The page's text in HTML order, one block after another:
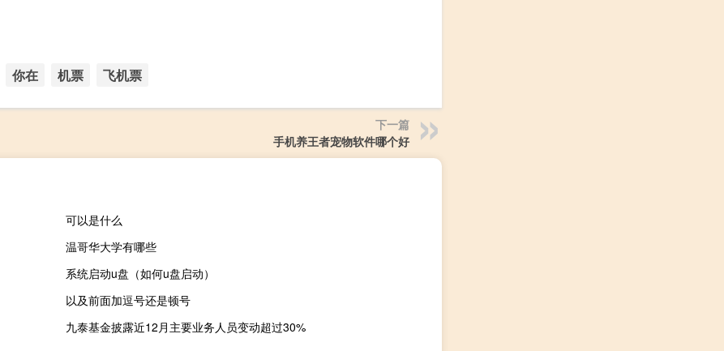
你在 机票 飞机票
下一篇
手机养王者宠物软件哪个好
可以是什么
温哥华大学有哪些
系统启动u盘（如何u盘启动）
以及前面加逗号还是顿号
九泰基金披露近12月主要业务人员变动超过30%